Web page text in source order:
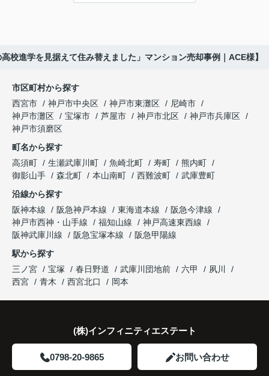
住み替え後は掃除の時間も短くなり、夫婦で外出や
趣味を楽しむ時間が増えました。
これからの暮らしを前向きに考えられるようにな
り、住み替えを決断して本当に良かったと思ってい
ます。
「立地も良く、長期保有したい物件です。」
と話され、このビルを大切に運営してくださること
になりました。
長年守ってきた資産を安心して引き継ぐことがで
き、家族全員が納得できる売却となりました。
インフィニティエステートさんへ相談すると、
「レ・ジェイド西宮北口」の査定だけでなく、新居
購入とのタイミングや資金計画についても丁寧に説
明してくださいました。
販売活動では、西宮北口駅へのアクセス、阪急西宮
ガーデンズ、教育施設、商業施設など、このエリア
した。
購入されたご家族は、
と大変喜ばれ、この住まいを選ばれました。
住み替え後は家族それぞれの通勤・通学時間が短く
家族全員にとって、将来を見据えた良い選択だった
校進学を見据えて住み替えました」マンション売却事例｜ACE様】
市区町村から探す
西宮市
神戸市中央区 神戸市東灘区
尼崎市
神戸市灘区
宝塚市 芦屋市 神戸市北区
神戸市兵庫区
神戸市須磨区
町名から探す
高須町
生瀬武庫川町 魚崎北町 寿町
熊内町
御影山手
森北町 本山南町 西難波町
武庫豊町
沿線から探す
阪神本線
阪急神戸本線 東海道本線
阪急今津線
神戸市西神・山手線
福知山線
神戸高速東西線
阪神武庫川線
阪急宝塚本線
阪急甲陽線
駅から探す
三ノ宮
宝塚 春日野道 武庫川団地前 六甲
夙川
西宮
青木 西宮北口 岡本
(株)インフィニティエステート
0798-20-9865 お問い合わせ